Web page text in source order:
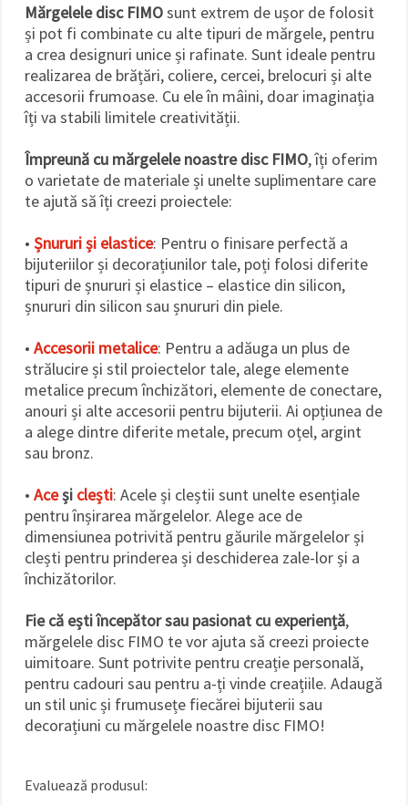
Mărgelele disc FIMOsunt extrem de ușor de folosit
și pot fi combinate cu alte tipuri de mărgele, pentru
a crea designuri unice și rafinate. Sunt ideale pentru
realizarea de brățări, coliere, cercei, brelocuri și alte
accesorii frumoase. Cu ele în mâini, doar imaginația
îți va stabili limitele creativității.
Împreună cu mărgelele noastre disc FIMO, îți oferim
o varietate de materiale și unelte suplimentare care
te ajută să îți creezi proiectele:
• Șnururi și elastice: Pentru o finisare perfectă a
bijuteriilor și decorațiunilor tale, poți folosi diferite
tipuri de șnururi și elastice – elastice din silicon,
șnururi din silicon sau șnururi din piele.
• Accesorii metalice: Pentru a adăuga un plus de
strălucire și stil proiectelor tale, alege elemente
metalice precum închizători, elemente de conectare,
anouri și alte accesorii pentru bijuterii. Ai opțiunea de
a alege dintre diferite metale, precum oțel, argint
sau bronz.
• Aceși clești: Acele și cleștii sunt unelte esențiale
pentru înșirarea mărgelelor. Alege ace de
dimensiunea potrivită pentru găurile mărgelelor și
clești pentru prinderea și deschiderea zale-lor și a
închizătorilor.
Fie că ești începător sau pasionat cu experiență,
mărgelele disc FIMO te vor ajuta să creezi proiecte
uimitoare. Sunt potrivite pentru creație personală,
pentru cadouri sau pentru a-ți vinde creațiile. Adaugă
un stil unic și frumusețe fiecărei bijuterii sau
decorațiuni cu mărgelele noastre disc FIMO!
Evaluează produsul: